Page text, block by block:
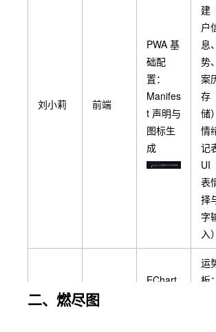
刘小莉 前端
PWA 基
础配
置：
Manifes
t 声明与
图标生
成
建
户
息
势
案
存
储
情
记
UI
表
择
字
入）
EChart
运
板
二、燃尽图